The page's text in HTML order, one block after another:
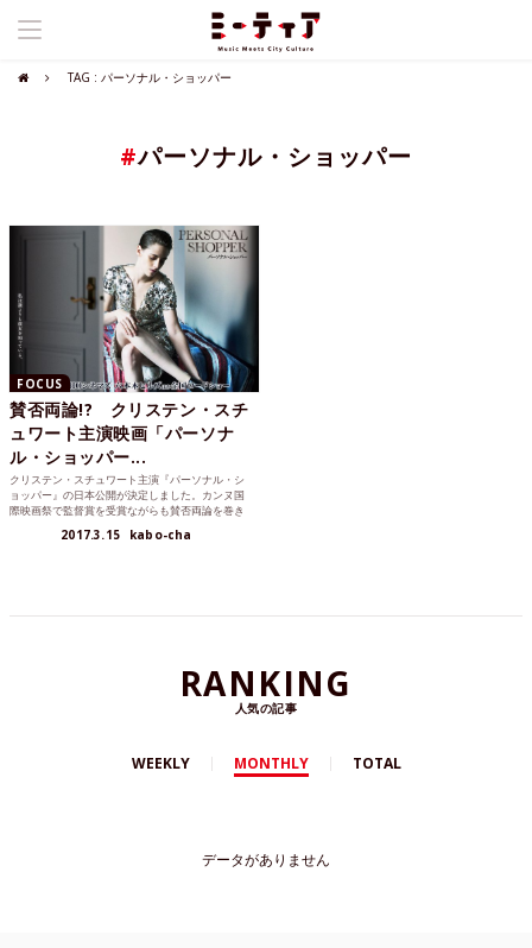
TAG : パーソナル・ショッパー
#パーソナル・ショッパー
FOCUS
賛否両論!? クリステン・スチ
ュワート主演映画「パーソナ
ル・ショッパー...
クリステン・スチュワート主演『パーソナル・シ
ョッパー』の日本公開が決定しました。カンヌ国
際映画祭で監督賞を受賞ながらも賛否両論を巻き
2017.3.15 kabo-cha
RANKING
人気の記事
WEEKLY MONTHLY TOTAL
データがありません